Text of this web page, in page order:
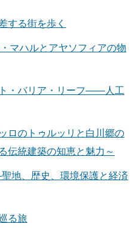
する街を歩く
マハルとアヤソフィアの物
・バリア・リーフ——人工
ロのトゥルッリと白川郷の
伝統建築の知恵と魅力～
地、歴史、環境保護と経済
る旅